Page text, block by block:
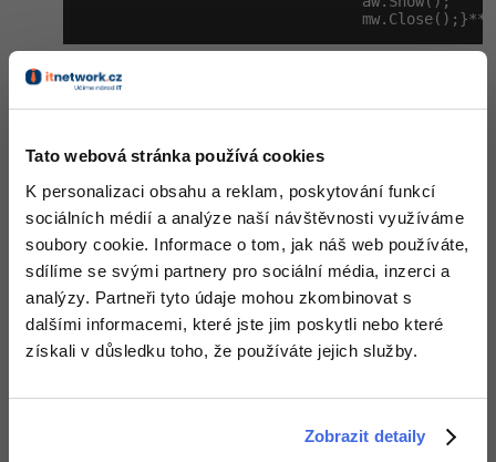
Tato webová stránka používá cookies
K personalizaci obsahu a reklam, poskytování funkcí
sociálních médií a analýze naší návštěvnosti využíváme
soubory cookie. Informace o tom, jak náš web používáte,
sdílíme se svými partnery pro sociální média, inzerci a
analýzy. Partneři tyto údaje mohou zkombinovat s
dalšími informacemi, které jste jim poskytli nebo které
získali v důsledku toho, že používáte jejich služby.
Zobrazit detaily
WordPress specialista
SEO specialista
-10%
Pro děti
Více
Fórum
Kurzy e-commerce
Testování softwaru
Kurzy designu
                                mw.Close();}**
AppWindow
udělat "podle pravidel mvvm" předání těch dat z
Odpovědět